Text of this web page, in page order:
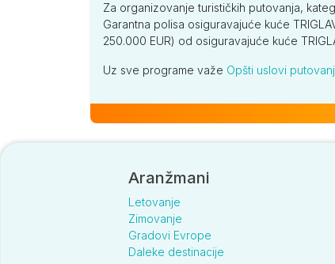
Za organizovanje turističkih putovanja,
Garantna polisa osiguravajuće kuće
250.000 EUR) od osiguravajuće kuće
Uz sve programe važe Opšti uslovi
Aranžmani
Letovanje
Zimovanje
Gradovi Evrope
Daleke destinacije